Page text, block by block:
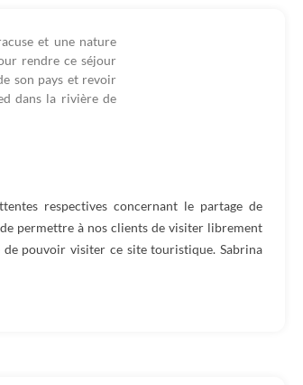
et une nature
rendre ce séjour
son pays et revoir
dans la rivière de
respectives concernant le partage de
permettre à nos clients de visiter librement
pouvoir visiter ce site touristique. Sabrina